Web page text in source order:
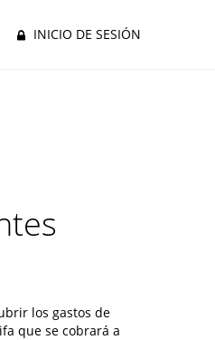
INICIO DE SESIÓN
los gastos de
que se cobrará a